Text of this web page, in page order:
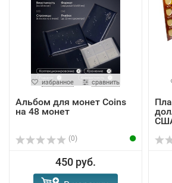
избранное сравнить
Альбом для монет Coins
на 48 монет
(0)
450 руб.